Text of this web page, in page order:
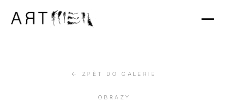
Výstavy
← ZPĚT DO GALERIE
OBRAZY